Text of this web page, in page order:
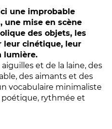
une improbable
une mise en scène
des objets, les
leur cinétique, leur
lumière.
et de la laine, des
des aimants et des
vocabulaire minimaliste
poétique, rythmée et